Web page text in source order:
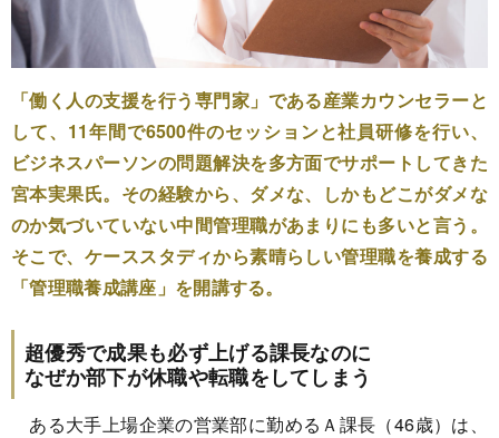
「働く人の支援を行う専門家」である産業カウンセラーと
して、11年間で6500件のセッションと社員研修を行い、
ビジネスパーソンの問題解決を多方面でサポートしてきた
宮本実果氏。その経験から、ダメな、しかもどこがダメな
のか気づいていない中間管理職があまりにも多いと言う。
そこで、ケーススタディから素晴らしい管理職を養成する
「管理職養成講座」を開講する。
超優秀で成果も必ず上げる課長なのに
なぜか部下が休職や転職をしてしまう
ある大手上場企業の営業部に勤めるＡ課長（46歳）は、